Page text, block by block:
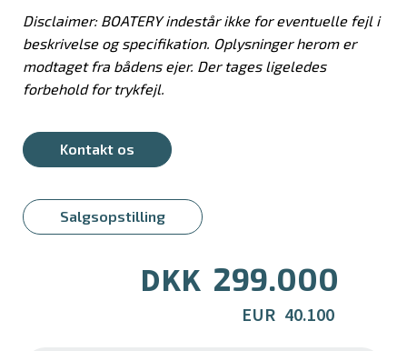
Disclaimer: BOATERY indestår ikke for eventuelle fejl i
beskrivelse og specifikation. Oplysninger herom er
modtaget fra bådens ejer. Der tages ligeledes
forbehold for trykfejl.
Kontakt os
Salgsopstilling
DKK 299.000
EUR 40.100